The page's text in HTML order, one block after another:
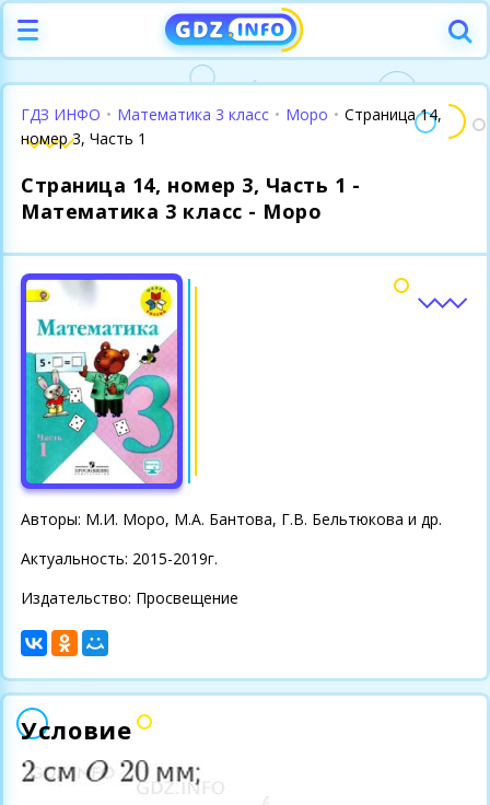
ГДЗ ИНФО • Математика 3 класс • Моро • Страница 14,
номер 3, Часть 1
Страница 14, номер 3, Часть 1 -
Математика 3 класс - Моро
Авторы: М.И. Моро, М.А. Бантова, Г.В. Бельтюкова и др.
Актуальность: 2015-2019г.
Издательство: Просвещение
Условие